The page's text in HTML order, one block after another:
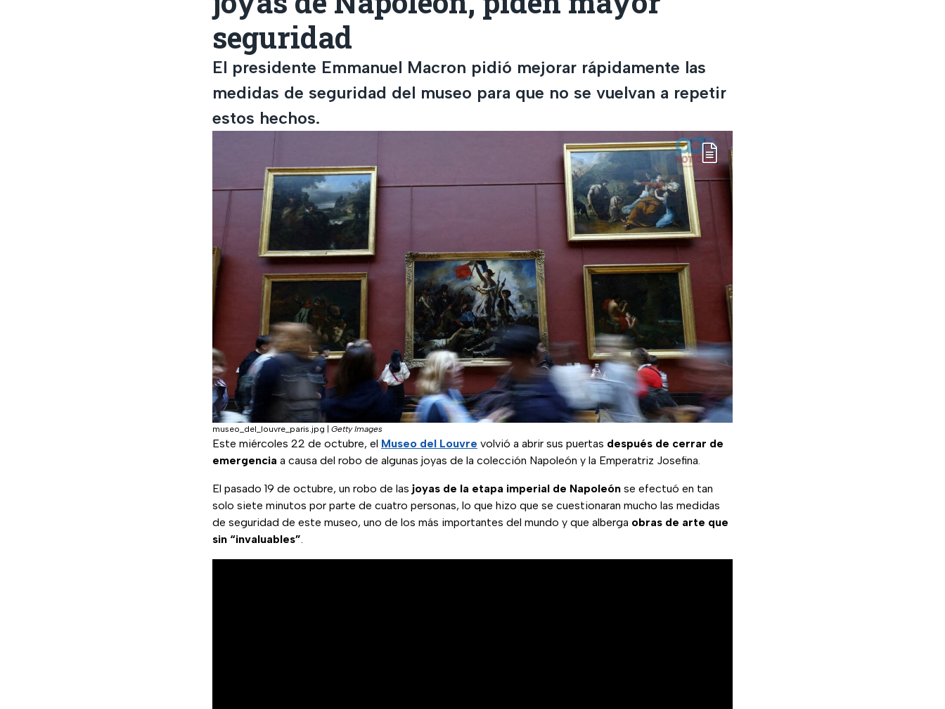
seguridad
El presidente Emmanuel Macron pidió mejorar rápidamente las
medidas de seguridad del museo para que no se vuelvan a repetir
estos hechos.
museo_del_louvre_paris.jpg Getty Images
Este miércoles 22 de octubre, el Museo del Louvre volvió a abrir sus puertas después de cerrar de
emergencia a causa del robo de algunas joyas de la colección Napoleón y la Emperatriz Josefina.
El pasado 19 de octubre, un robo de las joyas de la etapa imperial de Napoleón se efectuó en tan
solo siete minutos por parte de cuatro personas, lo que hizo que se cuestionaran mucho las medidas
de seguridad de este museo, uno de los más importantes del mundo y que alberga obras de arte que
sin “invaluables”.